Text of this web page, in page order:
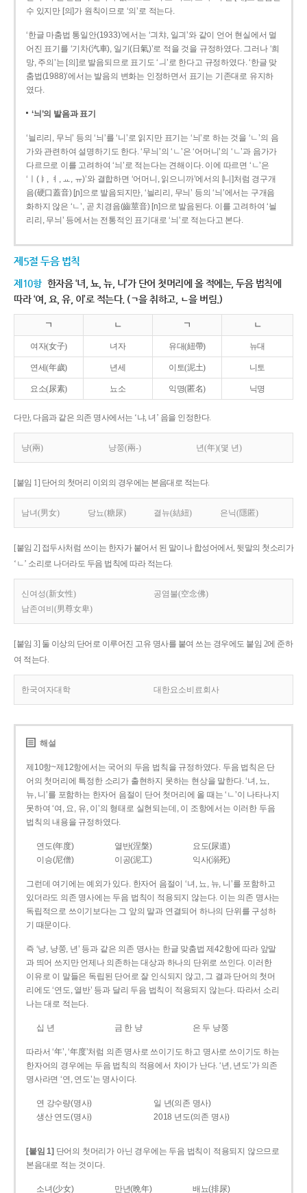
수 있지만 [의]가 원칙이므로 ‘의’로 적는다.
‘한글 마춤법 통일안(1933)’에서는 ‘긔챠, 일긔’와 같이 언어 현실에서 멀
어진 표기를 ‘기차(汽車), 일기(日氣)’로 적을 것을 규정하였다. 그러나 ‘희
망, 주의’는 [의]로 발음되므로 표기도 ‘ㅢ’로 한다고 규정하였다. ‘한글 맞
춤법(1988)’에서는 발음의 변화는 인정하면서 표기는 기존대로 유지하
였다.
‘늬’의 발음과 표기
‘늴리리, 무늬’ 등의 ‘늬’를 ‘니’로 읽지만 표기는 ‘늬’로 하는 것을 ‘ㄴ’의 음
가와 관련하여 설명하기도 한다. ‘무늬’의 ‘ㄴ’은 ‘어머니’의 ‘ㄴ’과 음가가
다르므로 이를 고려하여 ‘늬’로 적는다는 견해이다. 이에 따르면 ‘ㄴ’은
‘ㅣ(ㅑ, ㅕ, ㅛ, ㅠ)’와 결합하면 ‘어머니, 읽으니까’에서의 [니]처럼 경구개
음(硬口蓋音) [ɲ]으로 발음되지만, ‘늴리리, 무늬’ 등의 ‘늬’에서는 구개음
화하지 않은 ‘ㄴ’, 곧 치경음(齒莖音) [n]으로 발음된다. 이를 고려하여 ‘늴
리리, 무늬’ 등에서는 전통적인 표기대로 ‘늬’로 적는다고 본다.
제5절 두음 법칙
제10항 한자음 ‘녀, 뇨, 뉴, 니’가 단어 첫머리에 올 적에는, 두음 법칙에
따라 ‘여, 요, 유, 이’로 적는다. (ㄱ을 취하고, ㄴ을 버림.)
ㄱ ㄴ ㄱ ㄴ
여자(女子) 녀자 유대(紐帶) 뉴대
연세(年歲) 년세 이토(泥土) 니토
요소(尿素) 뇨소 익명(匿名) 닉명
다만, 다음과 같은 의존 명사에서는 ‘냐, 녀’ 음을 인정한다.
냥(兩) 냥쭝(兩-) 년(年)(몇 년)
[붙임 1] 단어의 첫머리 이외의 경우에는 본음대로 적는다.
남녀(男女) 당뇨(糖尿) 결뉴(結紐) 은닉(隱匿)
[붙임 2] 접두사처럼 쓰이는 한자가 붙어서 된 말이나 합성어에서, 뒷말의 첫소리가
‘ㄴ’ 소리로 나더라도 두음 법칙에 따라 적는다.
신여성(新女性)
공염불(空念佛)
남존여비(男尊女卑)
[붙임 3] 둘 이상의 단어로 이루어진 고유 명사를 붙여 쓰는 경우에도 붙임 2에 준하
여 적는다.
한국여자대학 대한요소비료회사
해설
제10항~제12항에서는 국어의 두음 법칙을 규정하였다. 두음 법칙은 단
어의 첫머리에 특정한 소리가 출현하지 못하는 현상을 말한다. ‘녀, 뇨,
뉴, 니’를 포함하는 한자어 음절이 단어 첫머리에 올 때는 ‘ㄴ’이 나타나지
못하여 ‘여, 요, 유, 이’의 형태로 실현되는데, 이 조항에서는 이러한 두음
법칙의 내용을 규정하였다.
연도(年度) 열반(涅槃)
요도(尿道)
이승(尼僧)
이공(泥工) 익사(溺死)
그런데 여기에는 예외가 있다. 한자어 음절이 ‘녀, 뇨, 뉴, 니’를 포함하고
있더라도 의존 명사에는 두음 법칙이 적용되지 않는다. 이는 의존 명사는
독립적으로 쓰이기보다는 그 앞의 말과 연결되어 하나의 단위를 구성하
기 때문이다.
즉 ‘냥, 냥쭝, 년’ 등과 같은 의존 명사는 한글 맞춤법 제42항에 따라 앞말
과 띄어 쓰지만 언제나 의존하는 대상과 하나의 단위로 쓰인다. 이러한
이유로 이 말들은 독립된 단어로 잘 인식되지 않고, 그 결과 단어의 첫머
리에도 ‘연도, 열반’ 등과 달리 두음 법칙이 적용되지 않는다. 따라서 소리
나는 대로 적는다.
십 년 금 한 냥 은 두 냥쭝
따라서 ‘年’, ‘年度’처럼 의존 명사로 쓰이기도 하고 명사로 쓰이기도 하는
한자어의 경우에는 두음 법칙의 적용에서 차이가 난다. ‘년, 년도’가 의존
명사라면 ‘연, 연도’는 명사이다.
연 강수량(명사)
일 년(의존 명사)
생산 연도(명사)
2018 년도(의존 명사)
[붙임 1] 단어의 첫머리가 아닌 경우에는 두음 법칙이 적용되지 않으므로
본음대로 적는 것이다.
소녀(少女) 만년(晩年)
배뇨(排尿)